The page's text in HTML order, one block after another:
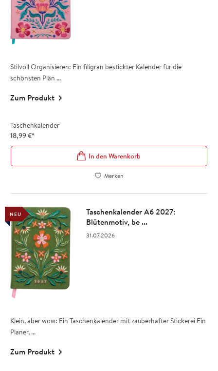
Stilvoll Organisieren: Ein filigran bestickter Kalender für die
schönsten Plän ...
Zum Produkt
Taschenkalender
18,99€*
In den Warenkorb
Merken
NEU
Taschenkalender A6 2027:
Blütenmotiv, be ...
31.07.2026
Klein, aber wow: Ein Taschenkalender mit zauberhafter Stickerei Ein
Planer, ...
Zum Produkt